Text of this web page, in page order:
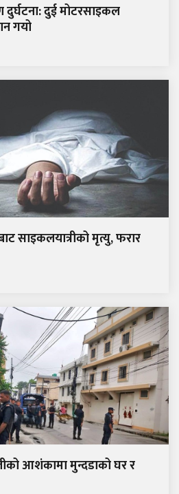
दुर्घटना: दुई मोटरसाइकल
गयो
साइकलयात्रीको मृत्यु, फरार
आशंकामा मुन्दडाको घर र